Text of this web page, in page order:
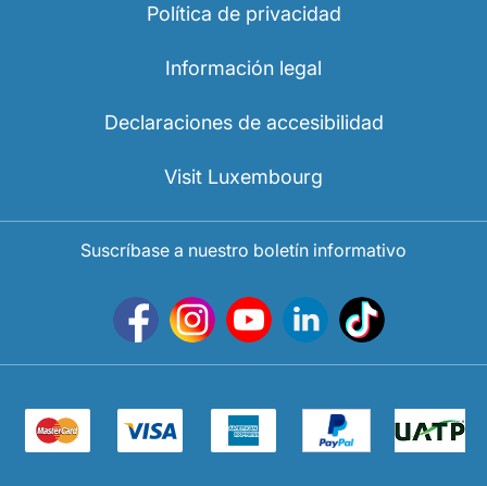
Política de privacidad
Información legal
Declaraciones de accesibilidad
Visit Luxembourg
Suscríbase a nuestro boletín informativo